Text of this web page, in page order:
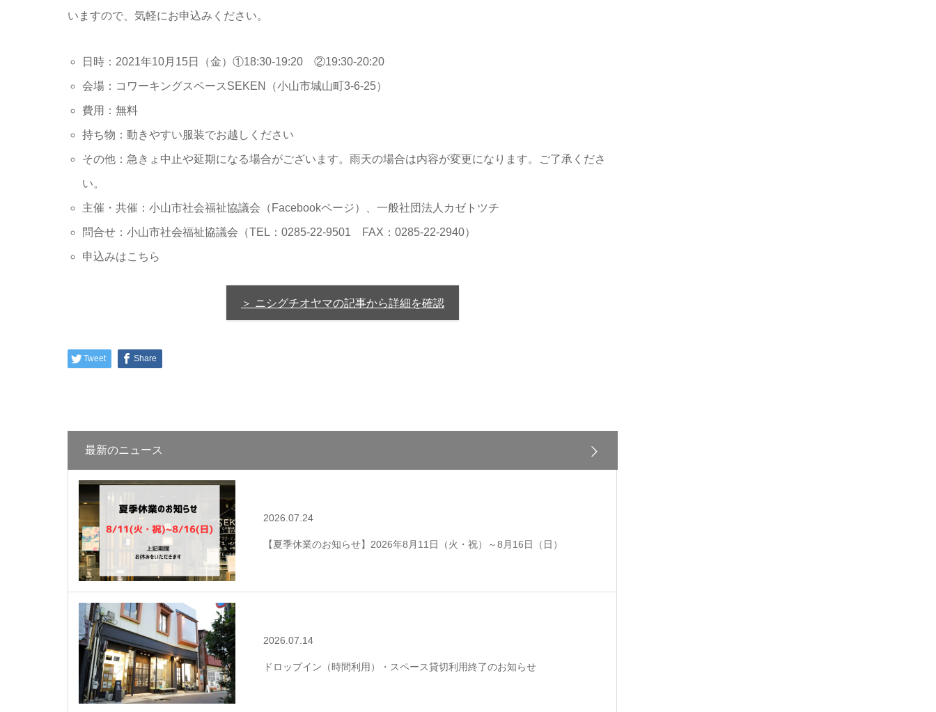
いますので、気軽にお申込みください。
日時：2021年10月15日（金）①18:30-19:20 ②19:30-20:20
会場：コワーキングスペースSEKEN（小山市城山町3-6-25）
費用：無料
持ち物：動きやすい服装でお越しください
その他：急きょ中止や延期になる場合がございます。雨天の場合は内容が変更になります。ご了承くださ
い。
主催・共催：小山市社会福祉協議会（ Facebookページ）、一般社団法人カゼトツチ
問合せ：小山市社会福祉協議会（TEL：0285-22-9501 FAX：0285-22-2940）
申込みはこちら
＞ ニシグチオヤマの記事から詳細を確認
Tweet Share
最新のニュース
2026.07.24
【夏季休業のお知らせ】2026年8月11日（火・祝）～8月16日（日）
2026.07.14
ドロップイン（時間利用）・スペース貸切利用終了のお知らせ